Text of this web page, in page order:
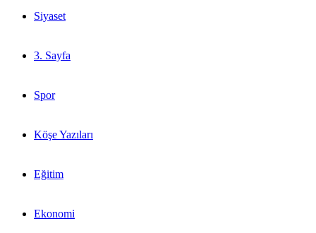
Siyaset
3. Sayfa
Spor
Köşe Yazıları
Eğitim
Ekonomi